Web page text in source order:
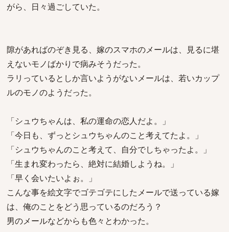
がら、日々過ごしていた。
隙があればのぞき見る、嫁のスマホのメールは、見るに堪
えないモノばかりで病みそうだった。
ラリっているとしか言いようがないメールは、若いカップ
ルのモノのようだった。
「シュウちゃんは、私の運命の恋人だよ。」
「今日も、ずっとシュウちゃんのこと考えてたよ。」
「シュウちゃんのこと考えて、自分でしちゃったよ。」
「生まれ変わったら、絶対に結婚しようね。」
「早く会いたいよぉ。」
こんな事を絵文字でゴテゴテにしたメールで送っている嫁
は、俺のことをどう思っているのだろう？
男のメールなどからも色々とわかった。